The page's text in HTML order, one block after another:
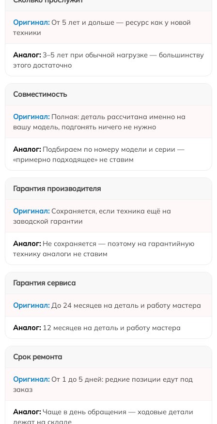
От 5 лет и дольше — ресурс как у новой
техники
3–5 лет при обычной нагрузке — большинству
этого достаточно
Совместимость
Полная: деталь рассчитана именно на
вашу модель, подгонять ничего не нужно
Подбираем по номеру модели и серии —
«примерно подходящее» не ставим
Гарантия производителя
Сохраняется, если техника ещё на
заводской гарантии
Не сохраняется — поэтому на гарантийную
технику аналоги не ставим
Гарантия сервиса
До 24 месяцев на деталь и работу мастера
12 месяцев на деталь и работу мастера
Срок ремонта
От 1 до 5 дней: редкие позиции едут под
заказ
Чаще в день обращения — ходовые детали
лежат на складе